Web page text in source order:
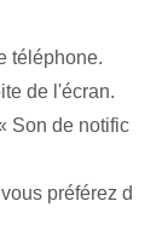
téléphone.
de l'écran.
Son de notific
préférez d